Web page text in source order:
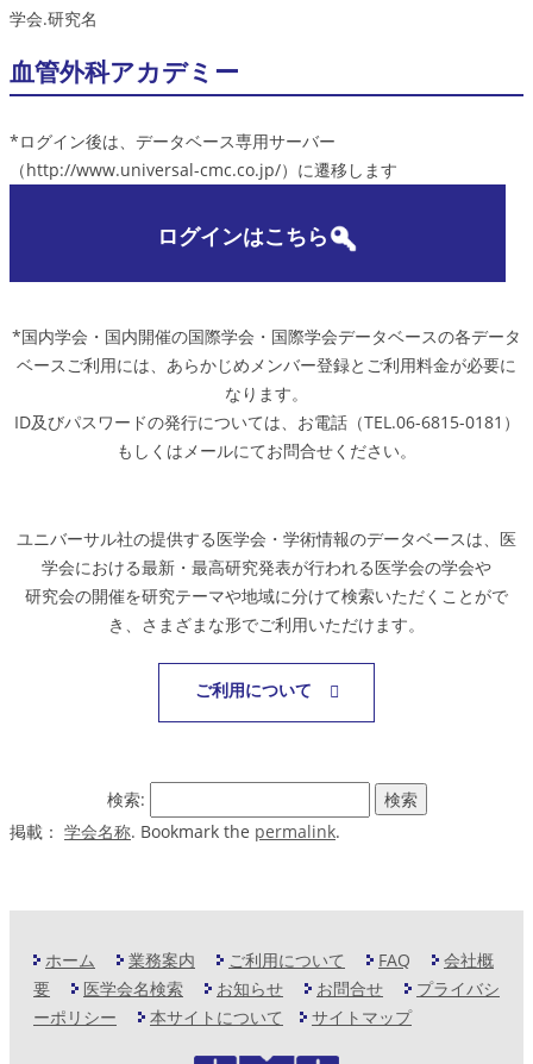
学会.研究名
血管外科アカデミー
*ログイン後は、データベース専用サーバー
（http://www.universal-cmc.co.jp/）に遷移します
ログインはこちら
*国内学会・国内開催の国際学会・国際学会データベースの各データ
ベースご利用には、あらかじめメンバー登録とご利用料金が必要に
なります。
ID及びパスワードの発行については、お電話（TEL.06-6815-0181）
もしくはメールにてお問合せください。
ユニバーサル社の提供する医学会・学術情報のデータベースは、医
学会における最新・最高研究発表が行われる医学会の学会や
研究会の開催を研究テーマや地域に分けて検索いただくことがで
き、さまざまな形でご利用いただけます。
ご利用について
検索:
掲載： 学会名称. Bookmark the permalink.
ホーム 業務案内 ご利用について FAQ
会社概
要
医学会名検索 お知らせ お問合せ
プライバシ
ーポリシー
本サイトについて サイトマップ